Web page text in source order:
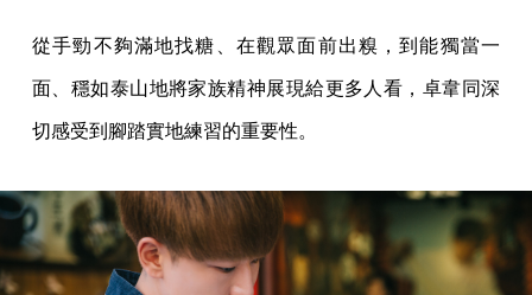
從手勁不夠滿地找糖、在觀眾面前出糗，到能獨當一
面、穩如泰山地將家族精神展現給更多人看，卓韋同深
切感受到腳踏實地練習的重要性。